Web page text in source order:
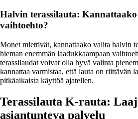
Halvin terassilauta:
vaihtoehto?
Monet miettivät, kannattaako valita halvin
hieman enemmän laadukkaampaan
terassilaudat voivat olla hyvä valinta
kannattaa varmistaa, että lauta on riittävän
pitkäaikaista käyttöä ajatellen.
Terassilauta K-rauta:
asiantunteva palvelu